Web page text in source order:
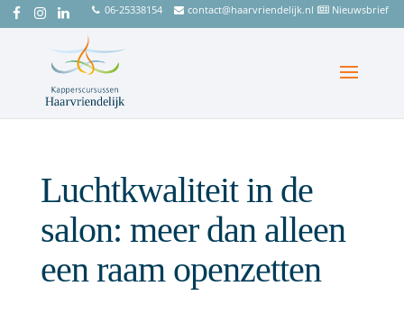
06-25338154 contact@haarvriendelijk.nl Nieuwsbrief
Luchtkwaliteit in de
salon: meer dan alleen
een raam openzetten